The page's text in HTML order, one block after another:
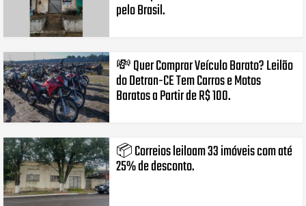
pelo Brasil.
💸 Quer Comprar Veículo Barato? Leilão
do Detran-CE Tem Carros e Motos
Baratos a Partir de R$ 100.
📦 Correios leiloam 33 imóveis com até
25% de desconto.